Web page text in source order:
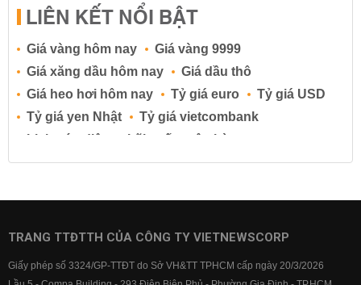
LIÊN KẾT NỔI BẬT
Giá vàng hôm nay
Giá vàng 9999
Giá xăng dầu hôm nay
Giá dầu thô
Giá heo hơi hôm nay
Tỷ giá euro
Tỷ giá USD
Tỷ giá yen Nhật
Tỷ giá vietcombank
Lịch cúp điện
Lãi suất ngân hàng
Lãi suất tiết kiệm
Lãi suất tiền gửi
Lãi suất ngân hàng BIDV
Lãi suất ngân hàng Vietcombank
TRANG TTĐTTH CỦA CÔNG TY VIETNEWSCORP
Giấy phép số 3324/GP-TTĐT do Sở VH&TT TPHCM cấp ngày 20/3/2026